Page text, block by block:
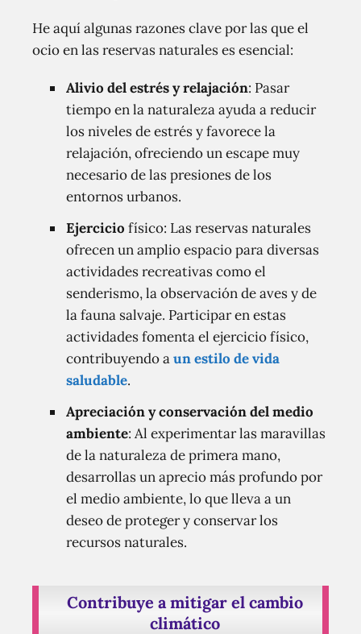
He aquí algunas razones clave por las que el
ocio en las reservas naturales es esencial:
Alivio del estrés y relajación: Pasar
tiempo en la naturaleza ayuda a reducir
los niveles de estrés y favorece la
relajación, ofreciendo un escape muy
necesario de las presiones de los
entornos urbanos.
Ejercicio físico: Las reservas naturales
ofrecen un amplio espacio para diversas
actividades recreativas como el
senderismo, la observación de aves y de
la fauna salvaje. Participar en estas
actividades fomenta el ejercicio físico,
contribuyendo aun estilo de vida
saludable.
Apreciación y conservación del medio
ambiente: Al experimentar las maravillas
de la naturaleza de primera mano,
desarrollas un aprecio más profundo por
el medio ambiente, lo que lleva a un
deseo de proteger y conservar los
recursos naturales.
Contribuye a mitigar el cambio
climático